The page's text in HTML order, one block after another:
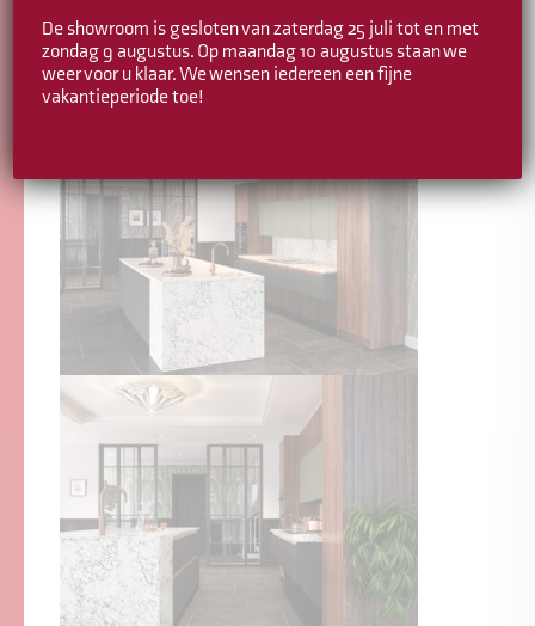
De showroom is gesloten van zaterdag 25 juli tot en met
zondag 9 augustus. Op maandag 10 augustus staan we
weer voor u klaar. We wensen iedereen een fijne
vakantieperiode toe!